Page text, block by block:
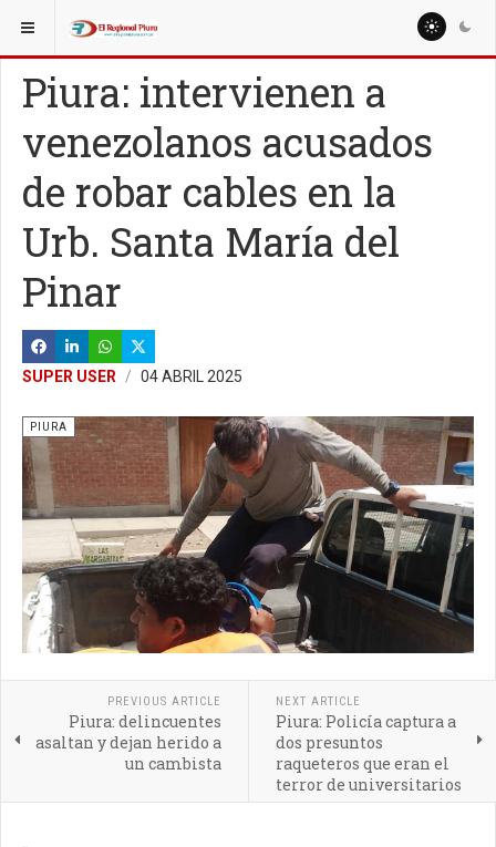
ESTÁ AQUÍ:
Piura: intervienen a
venezolanos acusados
de robar cables en la
Urb. Santa María del
Pinar
SUPER USER 04 ABRIL 2025
PIURA
PREVIOUS ARTICLE
Piura: delincuentes
asaltan y dejan herido a
un cambista
NEXT ARTICLE
Piura: Policía captura a
dos presuntos
raqueteros que eran el
terror de universitarios